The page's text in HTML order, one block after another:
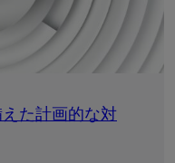
た計画的な対